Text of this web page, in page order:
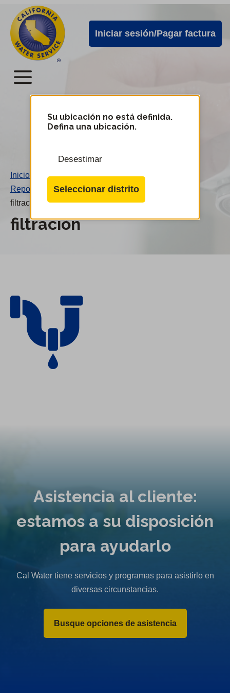
directamente
contenido
principal
Alertas
de
Cal
Water
Iniciar sesión/Pagar factura
Menú
Menú
servicio
de
Cal
Water
Su ubicación no está definida.
Defina una ubicación.
Desestimar
Seleccionar distrito
Inicio
Reportar pérdidas y desperdicio de agua
filtración
filtración
Asistencia al cliente:
estamos a su disposición
para ayudarlo
Cal Water tiene servicios y programas para asistirlo en
diversas circunstancias.
Busque opciones de asistencia